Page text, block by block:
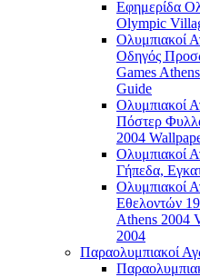
Εφημερίδα
Olympic
Ολυμπιακοί
Οδηγός
Games
Guide
Ολυμπιακοί
Πόστερ
2004
Ολυμπιακοί
Γήπεδα,
Ολυμπιακοί
Εθελοντών
Athens 2004
2004
Παραολυμπιακοί